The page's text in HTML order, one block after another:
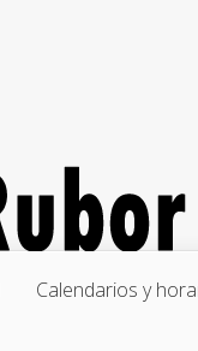
Calendarios y